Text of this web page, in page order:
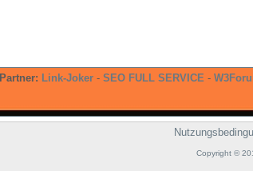
Partner: Link-Joker - SEO FULL SERVICE -
Copyright ©